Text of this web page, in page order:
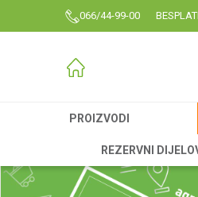
066/44-99-00
PROIZVODI
REZERVNI
Agromarket Proizvodi